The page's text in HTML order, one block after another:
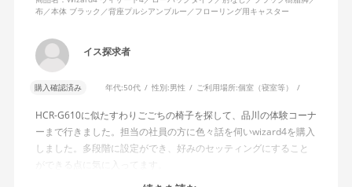
角度でもバランスをとりやすい反力特性に自動調整する機能」と
説明されています。しかし、この機能と、最弱設定でも背もたれ
説明を読んでも理解できませんでした。
問い合わせに対しては、「オートフィットシンクロロッキングの
反力特性を自動調整する機能が働いているため」「Wizard2とは機
構が異なるため、同じ挙動にはならない」との回答をいただきま
布／本体 ブラック／背座プルシアンブルー／フローリング用キャスター
イス探求者
購入確認済み 年代:50代 性別:男性 ご利用場所:個室（寝室等）
HCR-G610に似たすわりごごちの椅子を探して、品川の体験コーナ
ーまで行きました。担当の社員の方に色々話を伺いwizard4を購入
しました。多段階に設定ができ、好みのセッティングにすること
ができる点に気に入ってます。
しいて言えば、座面がもう少し硬めが好みに近かったなと思いま